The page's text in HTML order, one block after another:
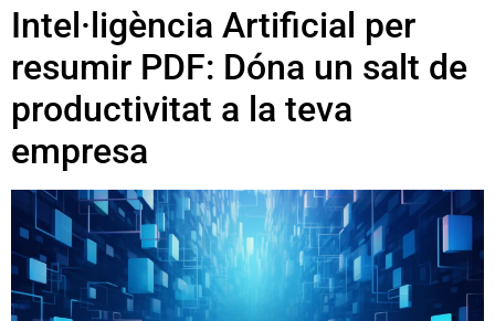
Intel·ligència Artificial per
resumir PDF: Dóna un salt de
productivitat a la teva
empresa